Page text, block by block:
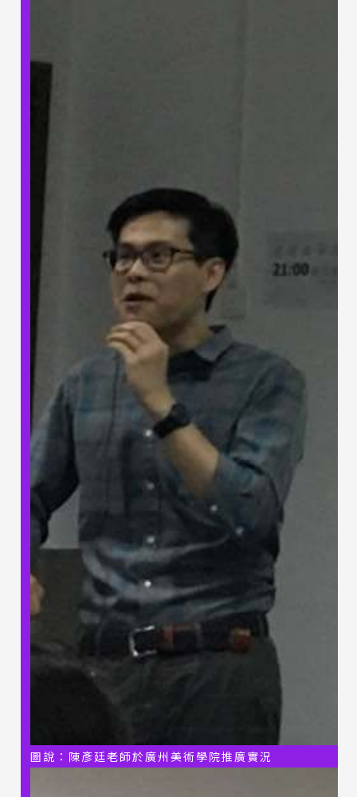
圖說：陳彥廷老師於廣州美術學院推廣實況